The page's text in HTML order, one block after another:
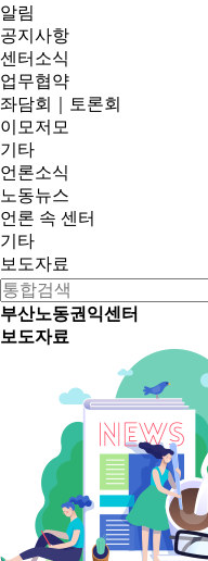
알림
공지사항
센터소식
업무협약
좌담회｜토론회
이모저모
기타
언론소식
노동뉴스
언론 속 센터
기타
보도자료
부산노동권익센터
보도자료